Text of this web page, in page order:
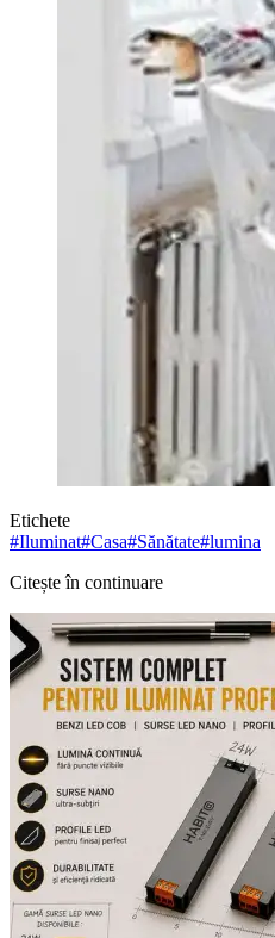
Etichete
#Iluminat#Casa#Sănătate#lumina
Citește în continuare